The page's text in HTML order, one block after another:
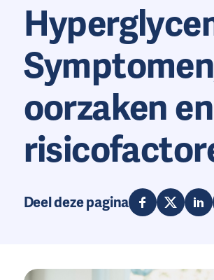
oorzaken en
Deel deze pagina